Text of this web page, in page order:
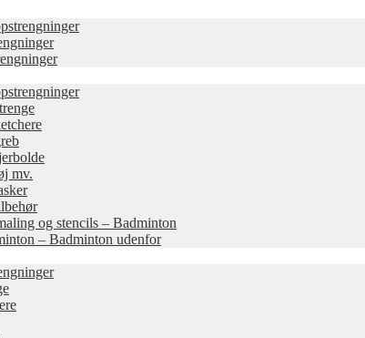
mv.
og stencils – Badminton
– Badminton udenfor